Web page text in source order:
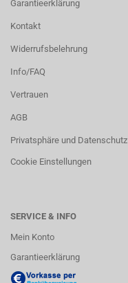
Garantieerklärung
Kontakt
Widerrufsbelehrung
Info/FAQ
Vertrauen
AGB
Privatsphäre und Datenschutz
Cookie Einstellungen
SERVICE & INFO
Mein Konto
Garantieerklärung